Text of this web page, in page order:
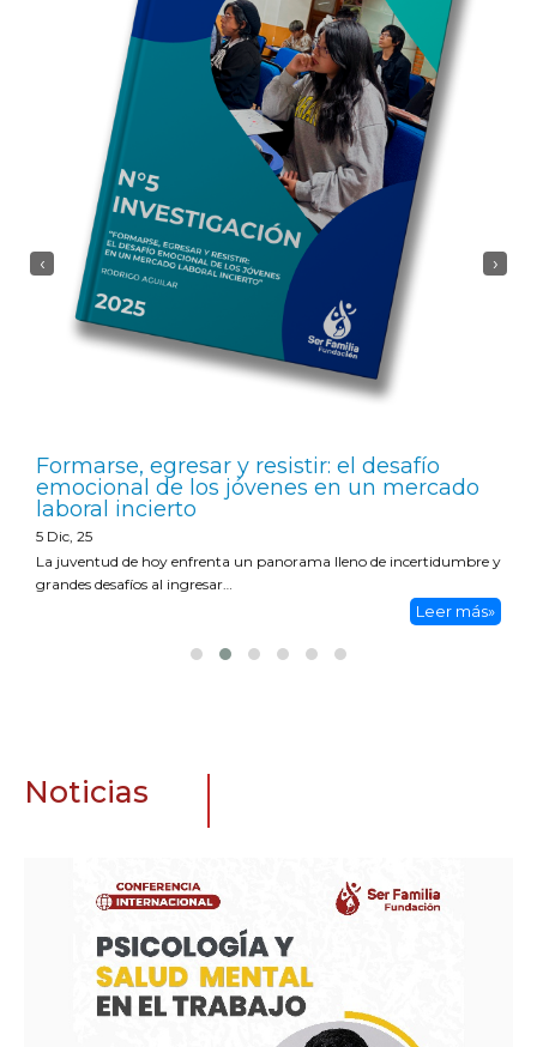
Formarse, egresar y resistir: el desafío
emocional de los jóvenes en un mercado
laboral incierto
5 Dic, 25
La juventud de hoy enfrenta un panorama lleno de incertidumbre y
grandes desafíos al ingresar…
Leer más»
‹ ›
Noticias